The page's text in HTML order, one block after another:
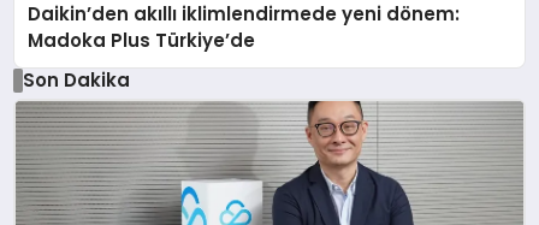
Daikin’den akıllı iklimlendirmede yeni dönem:
Madoka Plus Türkiye’de
Son Dakika